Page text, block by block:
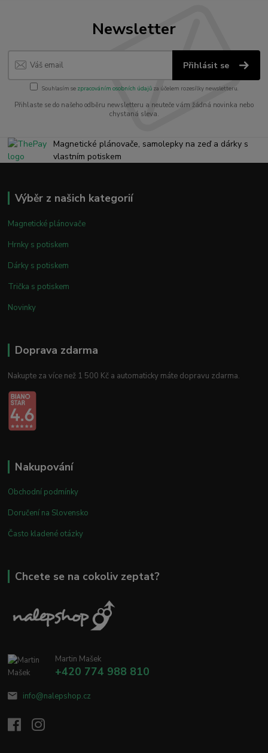
Newsletter
Přihlásit se
Souhlasím se zpracováním osobních údajůza účelem rozesílky newsletteru.
Přihlaste se do našeho odběru newsletteru a neuteče vám žádná novinka nebo
chystaná sleva.
Magnetické plánovače, samolepky na zeď a dárky s
vlastním potiskem
Výběr z našich kategorií
Magnetické plánovače
Hrnky s potiskem
Dárky s potiskem
Trička s potiskem
Novinky
Doprava zdarma
Nakupte za více než 1 500 Kč a automaticky máte dopravu zdarma.
Nakupování
Obchodní podmínky
Doručení na Slovensko
Často kladené otázky
Chcete se na cokoliv zeptat?
Martin Mašek
+420 774 988 810
info@nalepshop.cz